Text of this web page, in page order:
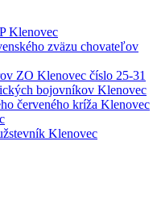
Klenovec
zväzu chovateľov
ZO Klenovec číslo 25-31
bojovníkov Klenovec
červeného kríža Klenovec
Klenovec